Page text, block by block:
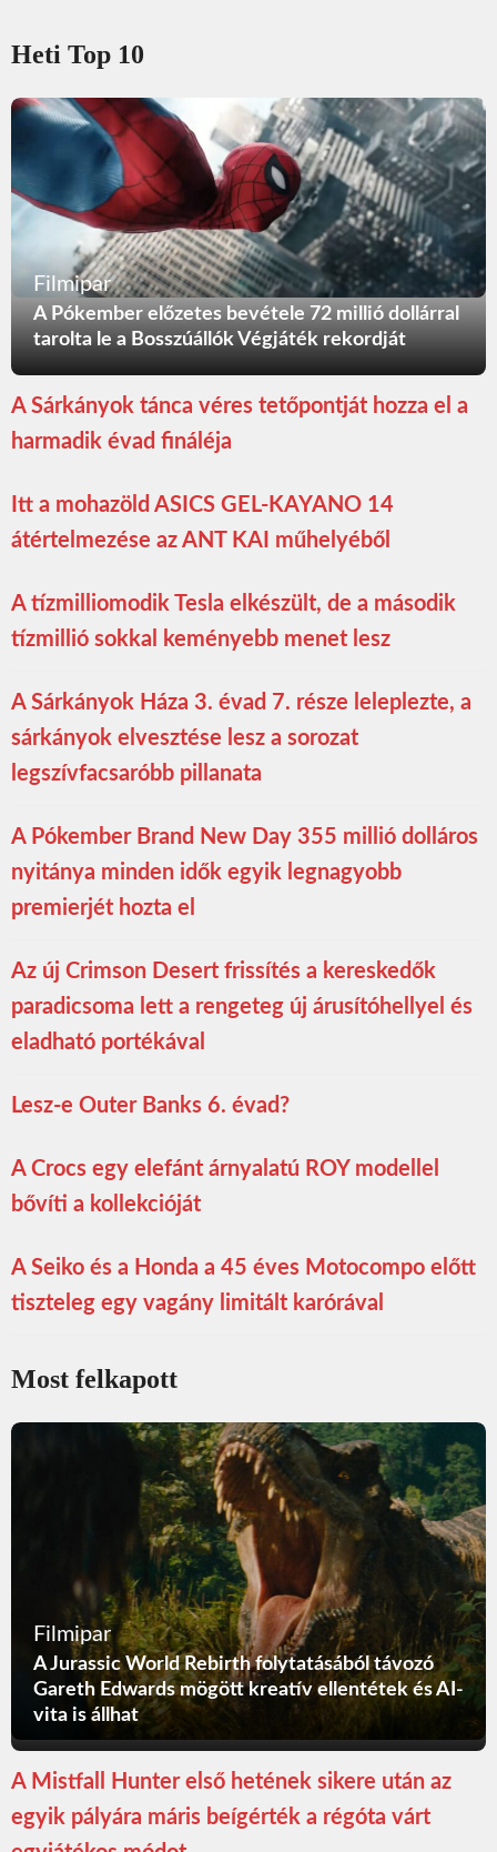
Heti Top 10
Filmipar
A Pókember előzetes bevétele 72 millió dollárral
tarolta le a Bosszúállók Végjáték rekordját
A Sárkányok tánca véres tetőpontját hozza el a
harmadik évad fináléja
Itt a mohazöld ASICS GEL-KAYANO 14
átértelmezése az ANT KAI műhelyéből
A tízmilliomodik Tesla elkészült, de a második
tízmillió sokkal keményebb menet lesz
A Sárkányok Háza 3. évad 7. része leleplezte, a
sárkányok elvesztése lesz a sorozat
legszívfacsaróbb pillanata
A Pókember Brand New Day 355 millió dolláros
nyitánya minden idők egyik legnagyobb
premierjét hozta el
Az új Crimson Desert frissítés a kereskedők
paradicsoma lett a rengeteg új árusítóhellyel és
eladható portékával
Lesz-e Outer Banks 6. évad?
A Crocs egy elefánt árnyalatú ROY modellel
bővíti a kollekcióját
A Seiko és a Honda a 45 éves Motocompo előtt
tiszteleg egy vagány limitált karórával
Most felkapott
Filmipar
A Jurassic World Rebirth folytatásából távozó
Gareth Edwards mögött kreatív ellentétek és AI-
vita is állhat
A Mistfall Hunter első hetének sikere után az
egyik pályára máris beígérték a régóta várt